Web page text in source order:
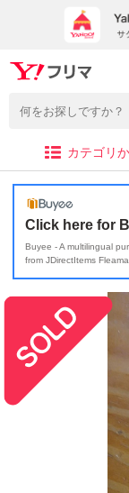
カテゴリ
Click here for
Buyee - A multilingual
from JDirectItems